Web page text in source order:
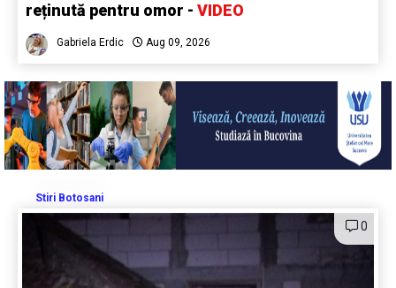
reținută pentru omor - VIDEO
Gabriela Erdic Aug 09, 2026
Stiri Botosani
0